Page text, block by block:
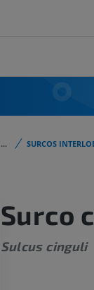
... SURCOS
Surco
Sulcus cinguli